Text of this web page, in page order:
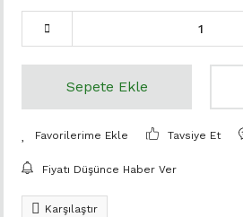
Sepete Ekle
Tavsiye Et
Fiyatı Düşünce Haber Ver
Karşılaştır